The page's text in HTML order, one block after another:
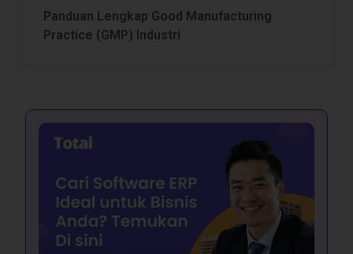
Panduan Lengkap Good Manufacturing
Practice (GMP) Industri